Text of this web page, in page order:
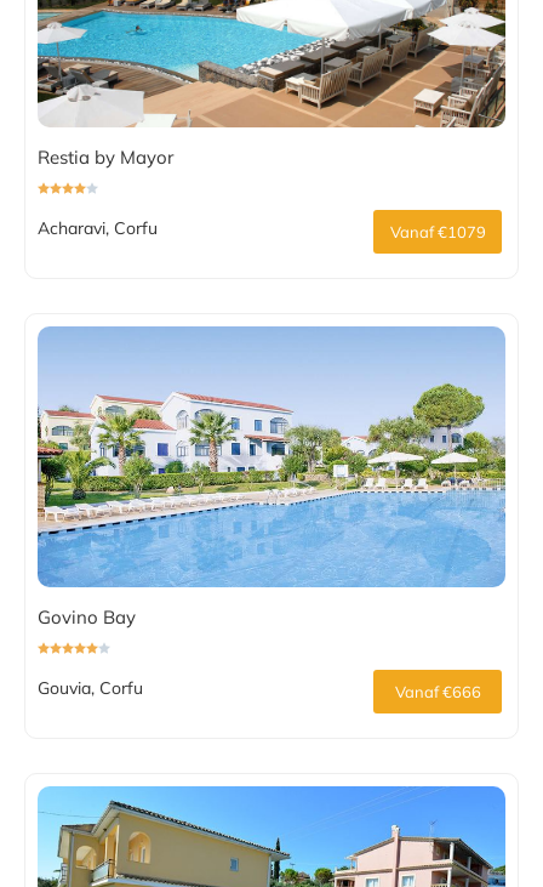
Restia by Mayor
Acharavi, Corfu Vanaf €1079
Govino Bay
Gouvia, Corfu Vanaf €666